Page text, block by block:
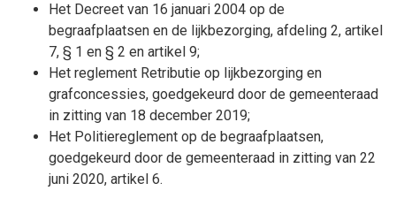
Het Decreet van 16 januari 2004 op de
begraafplaatsen en de lijkbezorging, afdeling 2, artikel
7, § 1 en § 2 en artikel 9;
Het reglement Retributie op lijkbezorging en
grafconcessies, goedgekeurd door de gemeenteraad
in zitting van 18 december 2019;
Het Politiereglement op de begraafplaatsen,
goedgekeurd door de gemeenteraad in zitting van 22
juni 2020, artikel 6.